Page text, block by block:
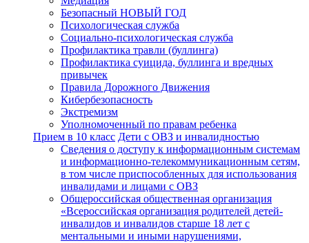
Безопасный НОВЫЙ ГОД
Психологическая служба
Социально-психологическая служба
Профилактика травли (буллинга)
Профилактика суицида, буллинга и вредных
привычек
Правила Дорожного Движения
Кибербезопасность
Экстремизм
Уполномоченный по правам ребенка
Прием в 10 класс Дети с ОВЗ и инвалидностью
Сведения о доступу к информационным системам
и информационно-телекоммуникационным сетям,
в том числе приспособленных для использования
инвалидами и лицами с ОВЗ
Общероссийская общественная организация
«Всероссийская организация родителей детей-
инвалидов и инвалидов старше 18 лет с
ментальными и иными нарушениями,